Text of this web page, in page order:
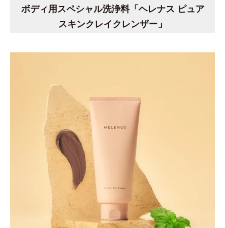
ボディ用スペシャル洗浄料「ヘレナス ピュア
スキンクレイクレンザー」